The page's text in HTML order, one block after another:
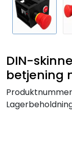
DIN-
betjening